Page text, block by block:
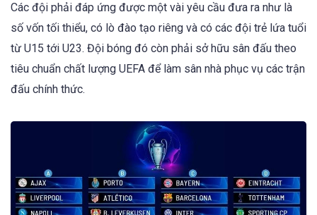
Các đội phải đáp ứng được một vài yêu cầu đưa ra như là
số vốn tối thiểu, có lò đào tạo riêng và có các đội trẻ lứa tuổi
từ U15 tới U23. Đội bóng đó còn phải sở hữu sân đấu theo
tiêu chuẩn chất lượng UEFA để làm sân nhà phục vụ các trận
đấu chính thức.